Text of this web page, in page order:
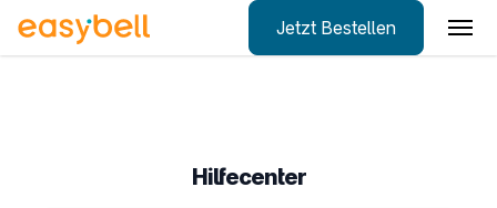
Jetzt Bestellen
Hilfecenter